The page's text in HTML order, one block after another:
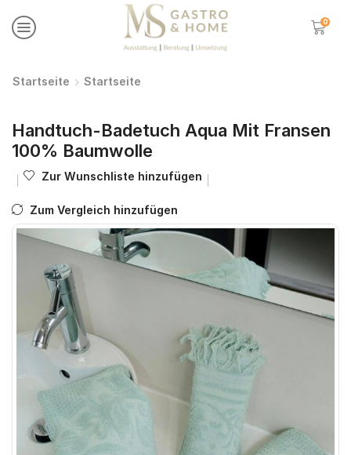
0
Startseite Startseite
Handtuch-Badetuch Aqua Mit Fransen
100% Baumwolle
Zur Wunschliste hinzufügen
Zum Vergleich hinzufügen